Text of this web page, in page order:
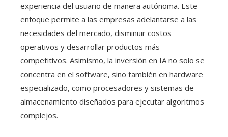
experiencia del usuario de manera autónoma. Este
enfoque permite a las empresas adelantarse a las
necesidades del mercado, disminuir costos
operativos y desarrollar productos más
competitivos. Asimismo, la inversión en IA no solo se
concentra en el software, sino también en hardware
especializado, como procesadores y sistemas de
almacenamiento diseñados para ejecutar algoritmos
complejos.